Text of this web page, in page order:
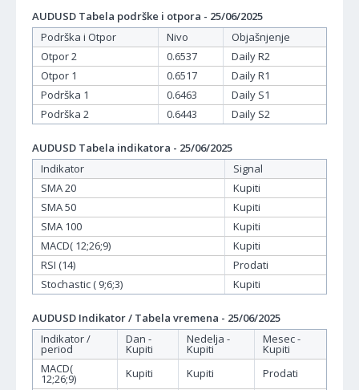
AUDUSD Tabela podrške i otpora - 25/06/2025
Podrška i Otpor
Nivo
Objašnjenje
Otpor 2
0.6537
Daily R2
Otpor 1
0.6517
Daily R1
Podrška 1
0.6463
Daily S1
Podrška 2
0.6443 Daily S2
AUDUSD Tabela indikatora - 25/06/2025
Indikator
Signal
SMA 20
Kupiti
SMA 50
Kupiti
SMA 100
Kupiti
MACD( 12;26;9)
Kupiti
RSI (14)
Prodati
Stochastic ( 9;6;3)
Kupiti
AUDUSD Indikator / Tabela vremena - 25/06/2025
Indikator /
period
Dan -
Kupiti
Nedelja -
Kupiti
Mesec -
Kupiti
MACD(
12;26;9) Kupiti Kupiti
Prodati